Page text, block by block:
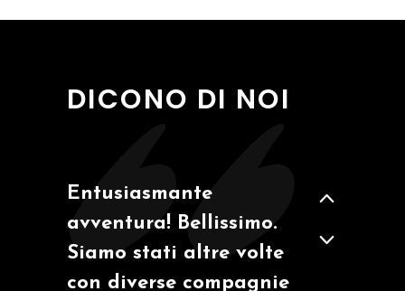
DICONO DI NOI
Entusiasmante
avventura! Bellissimo.
Siamo stati altre volte
con diverse compagnie